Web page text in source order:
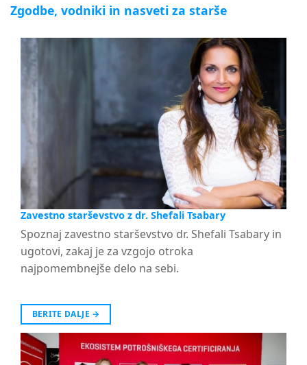
Zgodbe, vodniki in nasveti za starše
Zavestno starševstvo z dr. Shefali Tsabary
Spoznaj zavestno starševstvo dr. Shefali Tsabary in
ugotovi, zakaj je za vzgojo otroka
najpomembnejše delo na sebi.
BERITE DALJE →